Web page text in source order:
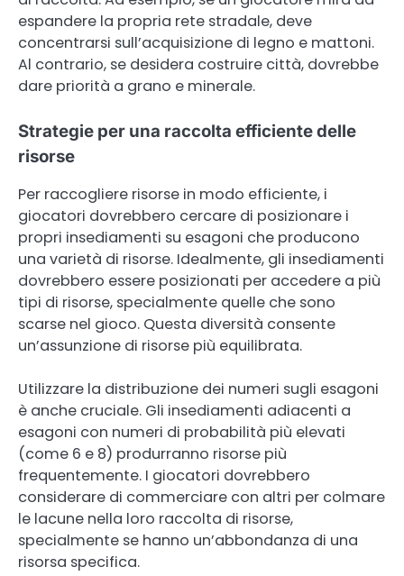
espandere la propria rete stradale, deve
concentrarsi sull’acquisizione di legno e mattoni.
Al contrario, se desidera costruire città, dovrebbe
dare priorità a grano e minerale.
Strategie per una raccolta efficiente delle
risorse
Per raccogliere risorse in modo efficiente, i
giocatori dovrebbero cercare di posizionare i
propri insediamenti su esagoni che producono
una varietà di risorse. Idealmente, gli insediamenti
dovrebbero essere posizionati per accedere a più
tipi di risorse, specialmente quelle che sono
scarse nel gioco. Questa diversità consente
un’assunzione di risorse più equilibrata.
Utilizzare la distribuzione dei numeri sugli esagoni
è anche cruciale. Gli insediamenti adiacenti a
esagoni con numeri di probabilità più elevati
(come 6 e 8) produrranno risorse più
frequentemente. I giocatori dovrebbero
considerare di commerciare con altri per colmare
le lacune nella loro raccolta di risorse,
specialmente se hanno un’abbondanza di una
risorsa specifica.